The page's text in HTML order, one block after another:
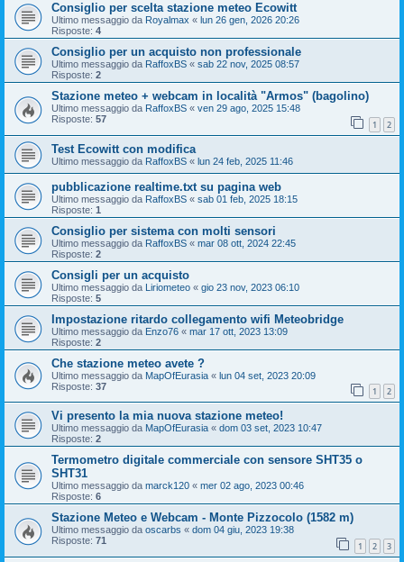
Consiglio per scelta stazione meteo Ecowitt
Ultimo messaggio da Royalmax « lun 26 gen, 2026 20:26
Risposte: 4
Consiglio per un acquisto non professionale
Ultimo messaggio da RaffoxBS « sab 22 nov, 2025 08:57
Risposte: 2
Stazione meteo + webcam in località "Armos" (bagolino)
Ultimo messaggio da RaffoxBS « ven 29 ago, 2025 15:48
Risposte: 57 1 2
Test Ecowitt con modifica
Ultimo messaggio da RaffoxBS « lun 24 feb, 2025 11:46
pubblicazione realtime.txt su pagina web
Ultimo messaggio da RaffoxBS « sab 01 feb, 2025 18:15
Risposte: 1
Consiglio per sistema con molti sensori
Ultimo messaggio da RaffoxBS « mar 08 ott, 2024 22:45
Risposte: 2
Consigli per un acquisto
Ultimo messaggio da Liriometeo « gio 23 nov, 2023 06:10
Risposte: 5
Impostazione ritardo collegamento wifi Meteobridge
Ultimo messaggio da Enzo76 « mar 17 ott, 2023 13:09
Risposte: 2
Che stazione meteo avete ?
Ultimo messaggio da MapOfEurasia « lun 04 set, 2023 20:09
Risposte: 37 1 2
Vi presento la mia nuova stazione meteo!
Ultimo messaggio da MapOfEurasia « dom 03 set, 2023 10:47
Risposte: 2
Termometro digitale commerciale con sensore SHT35 o
SHT31
Ultimo messaggio da marck120 « mer 02 ago, 2023 00:46
Risposte: 6
Stazione Meteo e Webcam - Monte Pizzocolo (1582 m)
Ultimo messaggio da oscarbs « dom 04 giu, 2023 19:38
Risposte: 71 1 2 3